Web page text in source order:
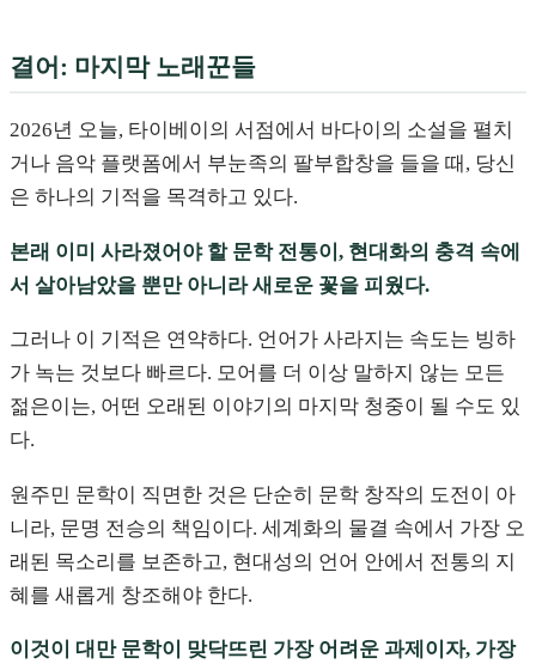
결어: 마지막 노래꾼들
2026년 오늘, 타이베이의 서점에서 바다이의 소설을 펼치
거나 음악 플랫폼에서 부눈족의 팔부합창을 들을 때, 당신
은 하나의 기적을 목격하고 있다.
본래 이미 사라졌어야 할 문학 전통이, 현대화의 충격 속에
서 살아남았을 뿐만 아니라 새로운 꽃을 피웠다.
그러나 이 기적은 연약하다. 언어가 사라지는 속도는 빙하
가 녹는 것보다 빠르다. 모어를 더 이상 말하지 않는 모든
젊은이는, 어떤 오래된 이야기의 마지막 청중이 될 수도 있
다.
원주민 문학이 직면한 것은 단순히 문학 창작의 도전이 아
니라, 문명 전승의 책임이다. 세계화의 물결 속에서 가장 오
래된 목소리를 보존하고, 현대성의 언어 안에서 전통의 지
혜를 새롭게 창조해야 한다.
이것이 대만 문학이 맞닥뜨린 가장 어려운 과제이자, 가장